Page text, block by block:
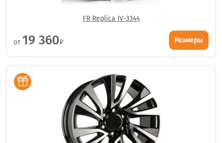
FR Replica IV-3344
от19 360₽ Размеры